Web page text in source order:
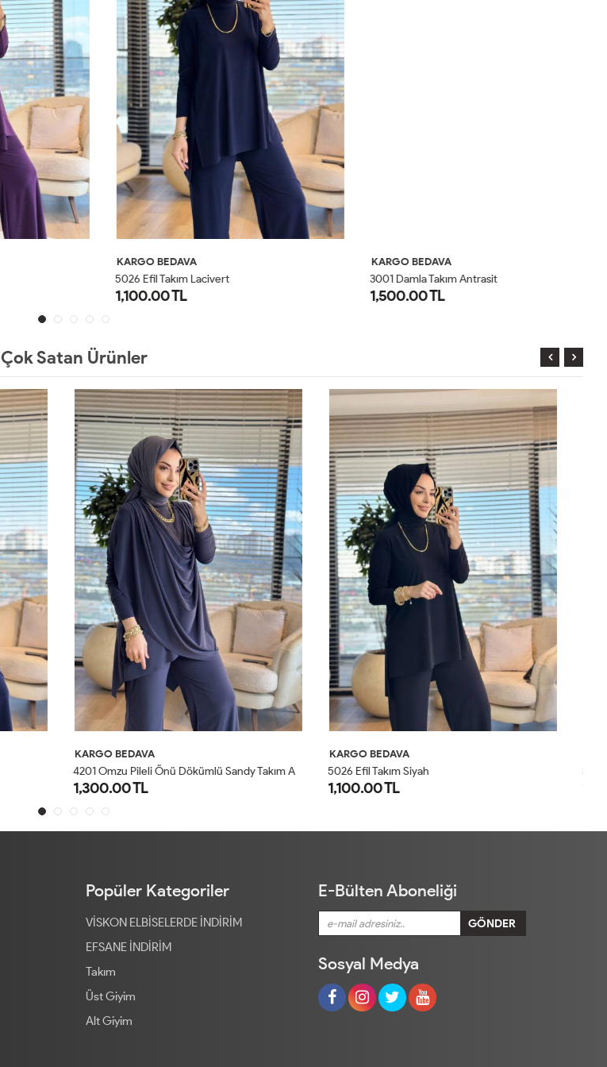
KARGO BEDAVA
5026 Efil Takım Lacivert
1,100.00 TL
KARGO BEDAVA
3001 Damla Takım Antrasit
1,500.00 TL
Çok Satan Ürünler
KARGO BEDAVA
5026 Efil Takım Siyah
1,100.00 TL
KARGO BEDAVA
5026 Efil Takım Haki
1,100.00 TL
Popüler Kategoriler
VİSKON ELBİSELERDE İNDİRİM
EFSANE İNDİRİM
Takım
Üst Giyim
Alt Giyim
E-Bülten Aboneliği
Sosyal Medya